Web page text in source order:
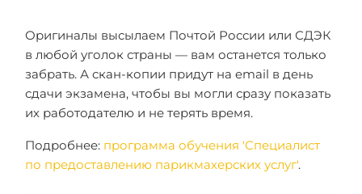
Оригиналы высылаем Почтой России или СДЭК
в любой уголок страны — вам останется только
забрать. А скан-копии придут на email в день
сдачи экзамена, чтобы вы могли сразу показать
их работодателю и не терять время.
Подробнее: программа обучения 'Специалист
по предоставлению парикмахерских услуг'.